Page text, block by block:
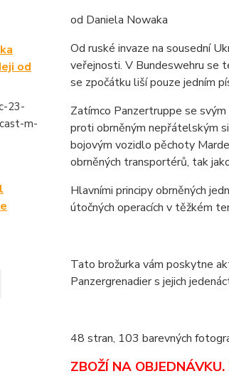
od
23-
m-
od Daniela Nowaka
Od ruské invaze na sousední
veřejnosti. V Bundeswehru se
se zpočátku liší pouze jedním
Zatímco Panzertruppe se
proti obrněným nepřátelským
bojovým vozidlo pěchoty
obrněných transportérů, tak
Hlavními principy obrněných
útočných operacích v těžkém
Tato brožurka vám poskytne
Panzergrenadier s jejich
48 stran, 103 barevných
ZBOŽÍ NA